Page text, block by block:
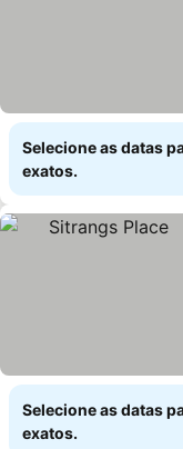
Selecione as datas
exatos.
Selecione as datas
exatos.